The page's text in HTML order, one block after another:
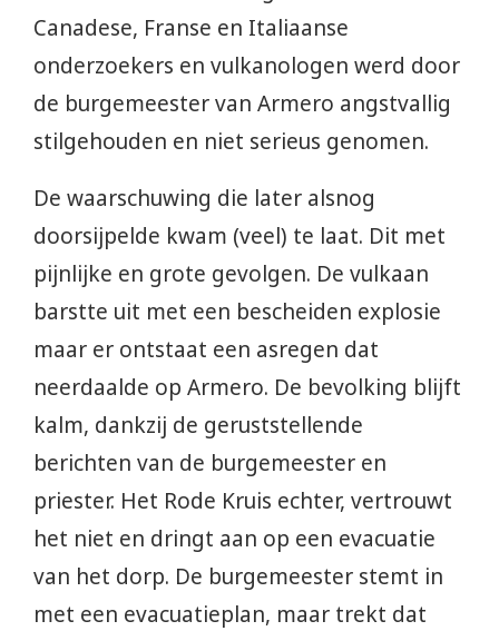
Canadese, Franse en Italiaanse
onderzoekers en vulkanologen werd door
de burgemeester van Armero angstvallig
stilgehouden en niet serieus genomen.
De waarschuwing die later alsnog
doorsijpelde kwam (veel) te laat. Dit met
pijnlijke en grote gevolgen. De vulkaan
barstte uit met een bescheiden explosie
maar er ontstaat een asregen dat
neerdaalde op Armero. De bevolking blijft
kalm, dankzij de geruststellende
berichten van de burgemeester en
priester. Het Rode Kruis echter, vertrouwt
het niet en dringt aan op een evacuatie
van het dorp. De burgemeester stemt in
met een evacuatieplan, maar trekt dat